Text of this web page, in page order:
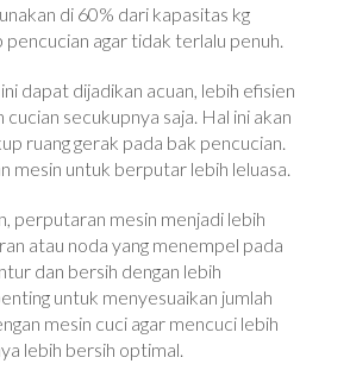
di 60% dari kapasitas kg
agar tidak terlalu penuh.
dapat dijadikan acuan, lebih efisien
cucian secukupnya saja. Hal ini akan
ruang gerak pada bak pencucian.
mesin untuk berputar lebih leluasa.
perputaran mesin menjadi lebih
atau noda yang menempel pada
dan bersih dengan lebih
untuk menyesuaikan jumlah
mesin cuci agar mencuci lebih
lebih bersih optimal.